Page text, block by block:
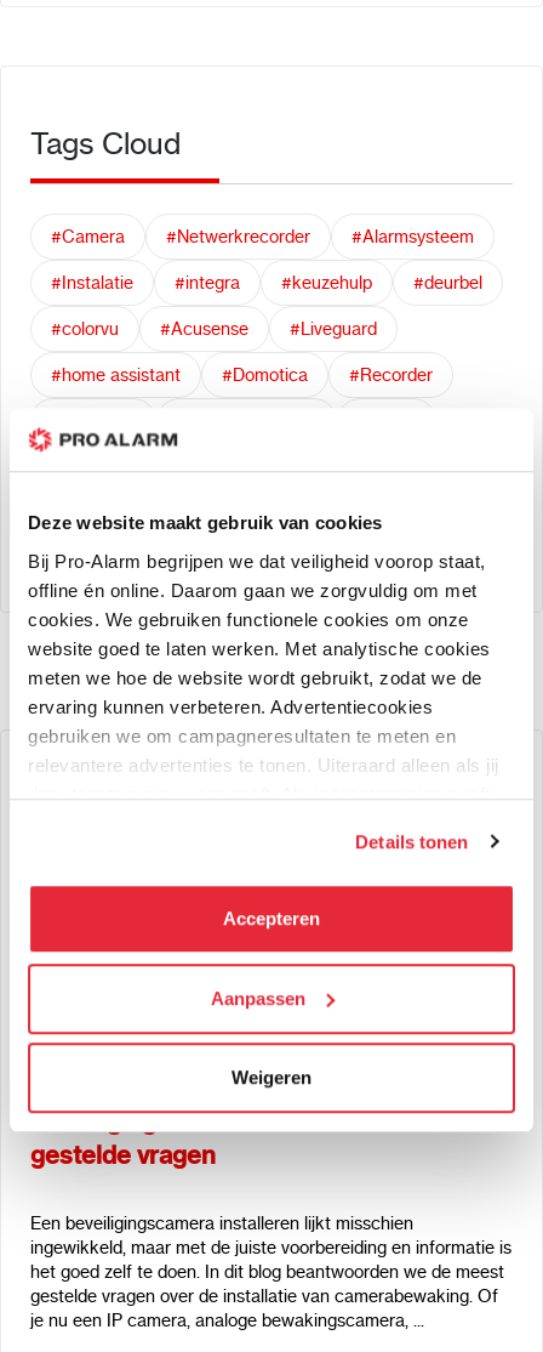
Deze website maakt gebruik van cookies
Bij Pro-Alarm begrijpen we dat veiligheid voorop staat,
offline én online. Daarom gaan we zorgvuldig om met
cookies. We gebruiken functionele cookies om onze
website goed te laten werken. Met analytische cookies
meten we hoe de website wordt gebruikt, zodat we de
ervaring kunnen verbeteren. Advertentiecookies
gebruiken we om campagneresultaten te meten en
relevantere advertenties te tonen. Uiteraard alleen als jij
daar toestemming voor geeft. Als je toestemming geeft,
kunnen deze gegevens combineren met informatie die zij
hebben verzameld via het gebruik van hun diensten. Je
kunt alle cookies accepteren, alleen noodzakelijke
We werken samen met21 derden
die uw gegevens
kunnen ontvangen en verwerken.
Details tonen
Accepteren
Aanpassen
Weigeren
Tags Cloud
#Camera #Netwerkrecorder #Alarmsysteem
#Instalatie #integra #keuzehulp #deurbel
#colorvu #Acusense #Liveguard
#home assistant #Domotica #Recorder
#ajax # satel #vergelijk #Acuseek
#veel gestelde vragen #Anti-Afluister
#Bescherm je privacy
10 okt 2025
Beveiligingscamera installeren: de meest
gestelde vragen
Een beveiligingscamera installeren lijkt misschien
ingewikkeld, maar met de juiste voorbereiding en informatie is
het goed zelf te doen. In dit blog beantwoorden we de meest
gestelde vragen over de installatie van camerabewaking. Of
je nu een IP camera, analoge bewakingscamera, ...